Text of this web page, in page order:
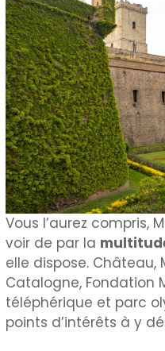
Vous l’aurez compris,
voir de par la
elle dispose. Château,
Catalogne, Fondation
téléphérique et parc
points d’intérêts à y